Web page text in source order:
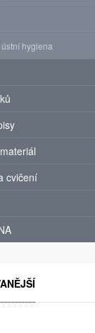
hygiena
cvičení